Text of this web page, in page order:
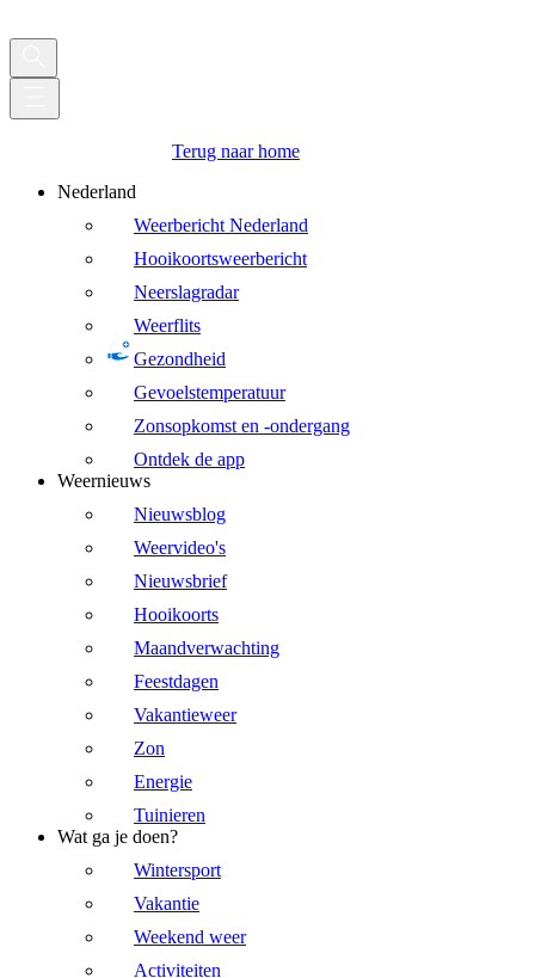
Terug naar home
Nederland
Weerbericht Nederland
Hooikoortsweerbericht
Neerslagradar
Weerflits
Gezondheid
Gevoelstemperatuur
Zonsopkomst en -ondergang
Ontdek de app
Weernieuws
Nieuwsblog
Weervideo's
Nieuwsbrief
Hooikoorts
Maandverwachting
Feestdagen
Vakantieweer
Zon
Energie
Tuinieren
Wat ga je doen?
Wintersport
Vakantie
Weekend weer
Activiteiten